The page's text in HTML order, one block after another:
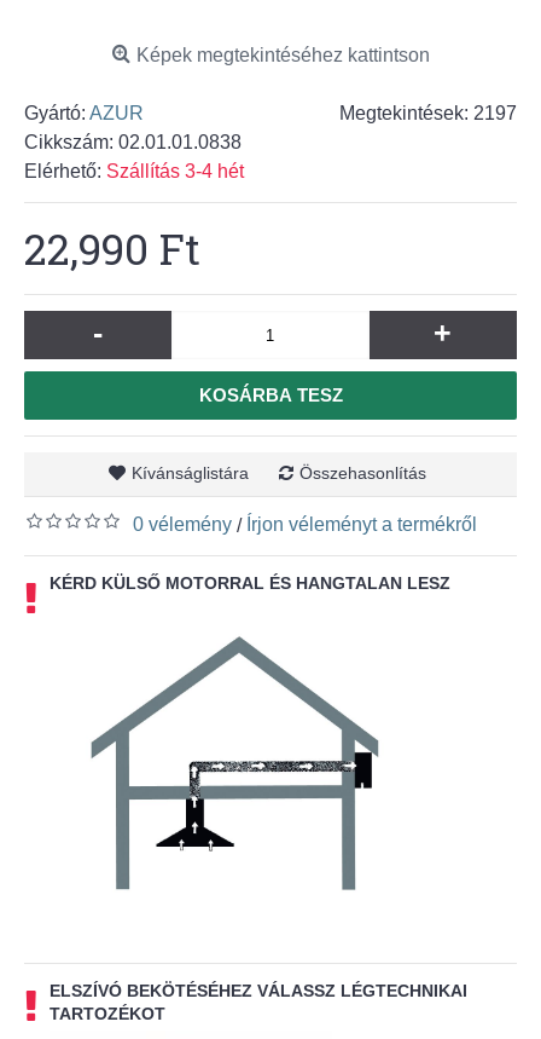
Képek megtekintéséhez kattintson
Megtekintések: 2197
Gyártó: AZUR
Cikkszám: 02.01.01.0838
Elérhető: Szállítás 3-4 hét
22,990 Ft
- +
KOSÁRBA TESZ
Kívánságlistára Összehasonlítás
0 vélemény / Írjon véleményt a termékről
KÉRD KÜLSŐ MOTORRAL ÉS HANGTALAN LESZ
ELSZÍVÓ BEKÖTÉSÉHEZ VÁLASSZ LÉGTECHNIKAI
TARTOZÉKOT